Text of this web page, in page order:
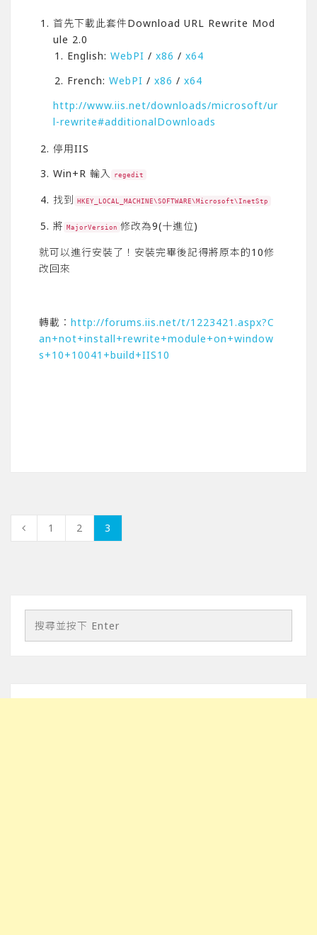
首先下載此套件Download URL Rewrite Mod
ule 2.0
English: WebPI / x86 / x64
French: WebPI / x86 / x64
http://www.iis.net/downloads/microsoft/ur
l-rewrite#additionalDownloads
停用IIS
Win+R 輸入
regedit
找到 HKEY_LOCAL_MACHINE\SOFTWARE\Microsoft\InetStp
將 MajorVersion 修改為9(十進位)
就可以進行安裝了！安裝完畢後記得將原本的10修
改回來
轉載： http://forums.iis.net/t/1223421.aspx?C
an+not+install+rewrite+module+on+window
s+10+10041+build+IIS10
1 2 3